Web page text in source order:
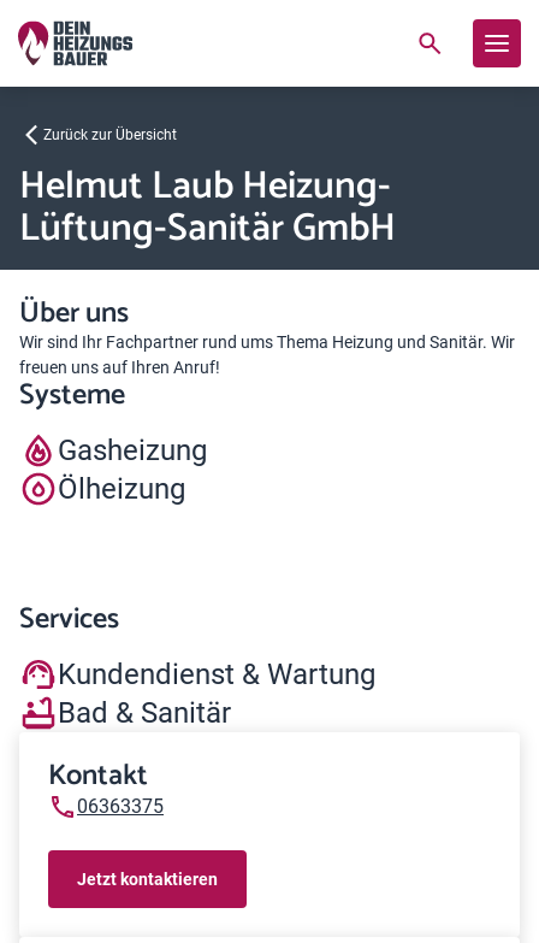
Zurück zur Übersicht
Helmut Laub Heizung-
Lüftung-Sanitär GmbH
Über uns
Wir sind Ihr Fachpartner rund ums Thema Heizung und Sanitär. Wir
freuen uns auf Ihren Anruf!
Systeme
Gasheizung
Ölheizung
Services
Kundendienst & Wartung
Bad & Sanitär
Kontakt
06363375
Jetzt kontaktieren